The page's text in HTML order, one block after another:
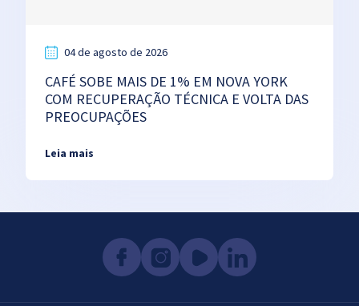
04 de agosto de 2026
CAFÉ SOBE MAIS DE 1% EM NOVA YORK
COM RECUPERAÇÃO TÉCNICA E VOLTA DAS
PREOCUPAÇÕES
Leia mais